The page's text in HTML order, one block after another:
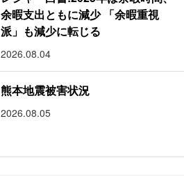
余暇支出ともに減少 「余暇重視
派」も減少に転じる
2026.08.04
熊本地震被害状況
2026.08.05